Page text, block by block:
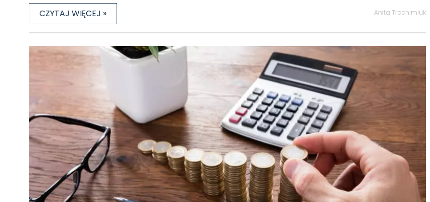
CZYTAJ WIĘCEJ » Anita Trochimiuk